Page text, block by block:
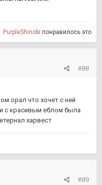
PurpleShinobi понравилось это
#88
орал что хочет с ней
с красивым еблом была
харвест
#89